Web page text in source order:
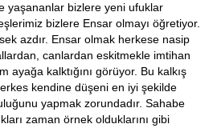
yaşananlar bizlere yeni ufuklar
bizlere Ensar olmayı öğretiyor.
azdır. Ensar olmak herkese nasip
canlardan eskitmekle imtihan
ayağa kalktığını görüyor. Bu kalkış
kendine düşeni en iyi şekilde
yapmak zorundadır. Sahabe
zaman örnek olduklarını gibi